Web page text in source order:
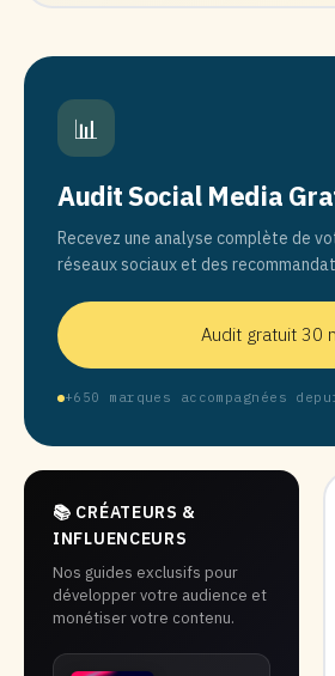
📊
Audit Social Media
Recevez une analyse complète de
réseaux sociaux et des
Audit gratuit 30
+650 marques accompagnées
📚 CRÉATEURS &
INFLUENCEURS
Nos guides exclusifs pour
développer votre audience et
monétiser votre contenu.